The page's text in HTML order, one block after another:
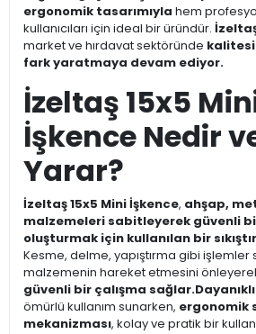
ergonomik tasarımıyla hem
kullanıcıları için ideal bir üründür.
market ve hırdavat sektöründe kalitesi
fark yaratmaya devam ediyor.
İzeltaş 15x5
İşkence Nedir
Yarar?
İzeltaş 15x5 Mini İşkence, ahşap,
malzemeleri sabitleyerek güvenli
oluşturmak için kullanılan bir
Kesme, delme, yapıştırma gibi işlemler
malzemenin hareket etmesini
güvenli bir çalışma sağlar.
ömürlü kullanım sunarken, ergonomik
mekanizması, kolay ve pratik bir